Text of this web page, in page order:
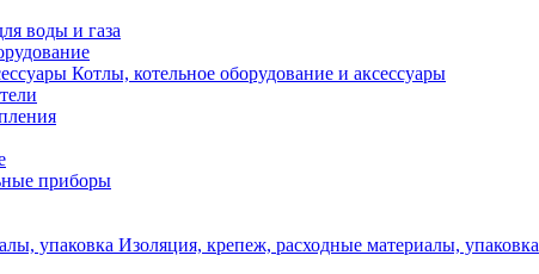
воды и газа
Котлы, котельное оборудование и аксессуары
приборы
Изоляция, крепеж, расходные материалы, упаковка